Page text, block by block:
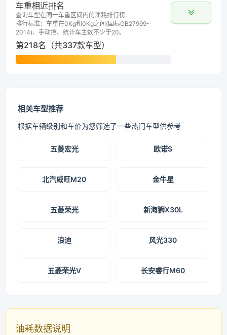
车重相近排名
查询车型在同一车重区间内的油耗排行榜
排行标准：车重在0Kg和0Kg之间(国标GB27999-
2014)、手动挡、统计车主数不少于20。
第218名（共337款车型）
相关车型推荐
根据车辆级别和车价为您筛选了一些热门车型供参考
五菱宏光 欧诺S
北汽威旺M20 金牛星
五菱荣光 新海狮X30L
浪迪 风光330
五菱荣光V 长安睿行M60
油耗数据说明